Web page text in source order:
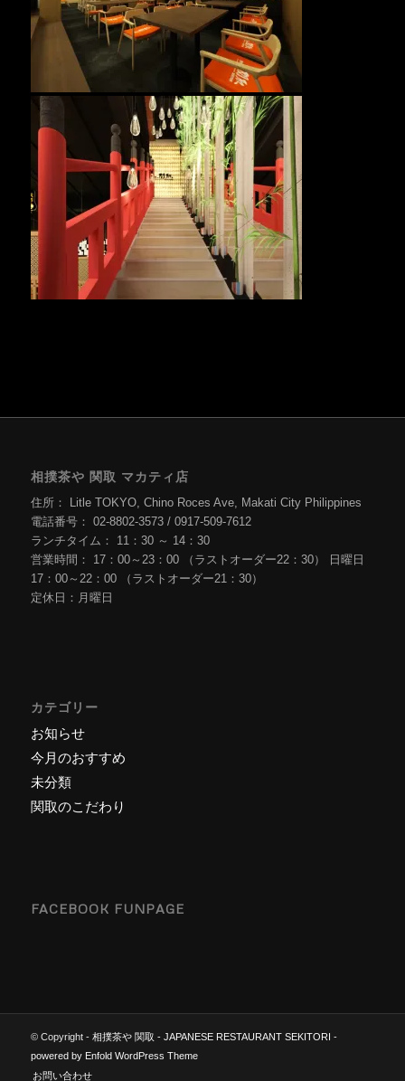
相撲茶や 関取 マカティ店
住所： Litle TOKYO, Chino Roces Ave, Makati City Philippines
電話番号： 02-8802-3573 / 0917-509-7612
ランチタイム： 11：30 ～ 14：30
営業時間： 17：00～23：00 （ラストオーダー22：30） 日曜日
17：00～22：00 （ラストオーダー21：30）
定休日：月曜日
カテゴリー
お知らせ
今月のおすすめ
未分類
関取のこだわり
FACEBOOK FUNPAGE
© Copyright - 相撲茶や 関取 - JAPANESE RESTAURANT SEKITORI -
powered by Enfold WordPress Theme
お問い合わせ